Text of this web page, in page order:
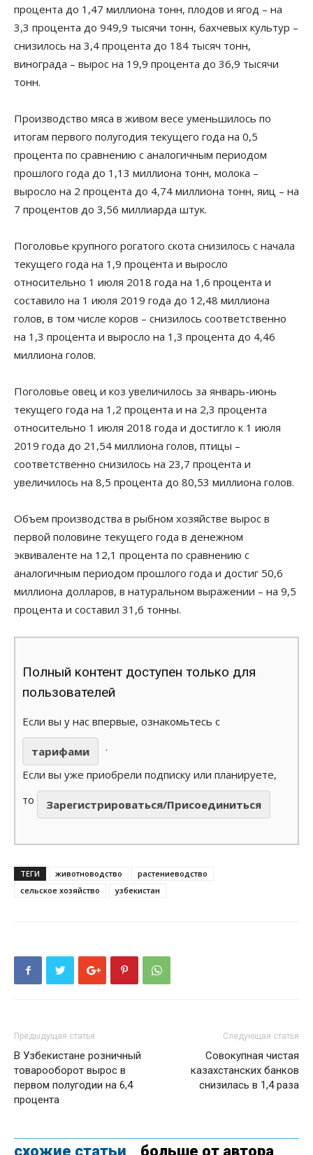
процента до 1,47 миллиона тонн, плодов и ягод – на
3,3 процента до 949,9 тысячи тонн, бахчевых культур –
снизилось на 3,4 процента до 184 тысяч тонн,
винограда – вырос на 19,9 процента до 36,9 тысячи
тонн.
Производство мяса в живом весе уменьшилось по
итогам первого полугодия текущего года на 0,5
процента по сравнению с аналогичным периодом
прошлого года до 1,13 миллиона тонн, молока –
выросло на 2 процента до 4,74 миллиона тонн, яиц – на
7 процентов до 3,56 миллиарда штук.
Поголовье крупного рогатого скота снизилось с начала
текущего года на 1,9 процента и выросло
относительно 1 июля 2018 года на 1,6 процента и
составило на 1 июля 2019 года до 12,48 миллиона
голов, в том числе коров – снизилось соответственно
на 1,3 процента и выросло на 1,3 процента до 4,46
миллиона голов.
Поголовье овец и коз увеличилось за январь-июнь
текущего года на 1,2 процента и на 2,3 процента
относительно 1 июля 2018 года и достигло к 1 июля
2019 года до 21,54 миллиона голов, птицы –
соответственно снизилось на 23,7 процента и
увеличилось на 8,5 процента до 80,53 миллиона голов.
Объем производства в рыбном хозяйстве вырос в
первой половине текущего года в денежном
эквиваленте на 12,1 процента по сравнению с
аналогичным периодом прошлого года и достиг 50,6
миллиона долларов, в натуральном выражении – на 9,5
процента и составил 31,6 тонны.
Полный контент доступен только для
пользователей
Если вы у нас впервые, ознакомьтесь с
тарифами
.
Если вы уже приобрели подписку или планируете,
то
Зарегистрироваться/Присоединиться
ТЕГИ животноводство
растениеводство
сельское хозяйство
узбекистан
Предыдущая статья
В Узбекистане розничный
товарооборот вырос в
первом полугодии на 6,4
процента
Следующая статья
Совокупная чистая
казахстанских банков
снизилась в 1,4 раза
схожие статьи больше от автора